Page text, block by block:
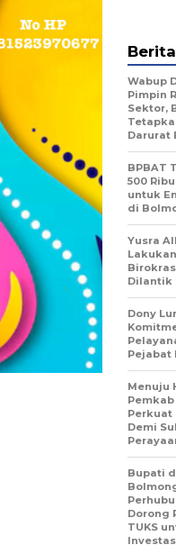
Wabup
Pimpin
Sektor,
Darurat
BPBAT
500
untuk
di
Yusra
Dilantik
Dony
Pejabat
Menuju
Perkuat
Demi
Bupati
Dorong
TUKS